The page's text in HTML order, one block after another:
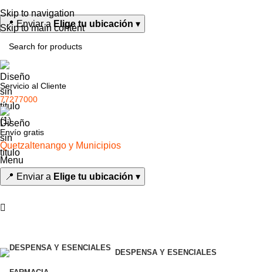
Skip to navigation
Skip to main content
📍 Enviar a Elige tu ubicación ▾
Servicio al Cliente
77277000
Envío gratis
Quetzaltenango y Municipios
Menu
📍 Enviar a Elige tu ubicación ▾
DESPENSA Y ESENCIALES